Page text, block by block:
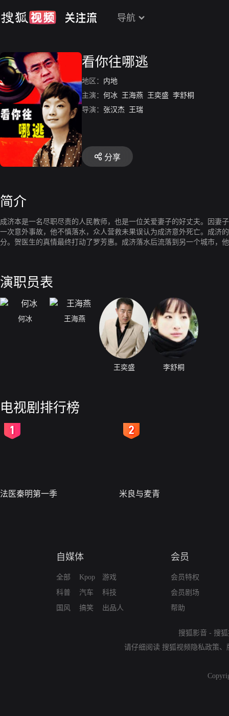
导航
看你往哪逃
地区： 内地
主演： 何冰 王海燕 王奕盛 李舒桐
导演： 张汉杰 王瑞
分享
简介
成济本是一名尽职尽责的人民教师，也是一位关爱妻子的好丈夫。因妻
一次意外事故，他不慎落水，众人营救未果误认为成济意外死亡。成济
分。贺医生的真情最终打动了罗芳惠。成济落水后流落到另一个城市，
演职员表
何冰 王海燕
王奕盛 李舒桐
电视剧排行榜
法医秦明第一季 米良与麦青
自媒体
全部
科普
国风
Kpop
汽车
搞笑
游戏
科技
出品人
会员
会员特权
会员剧场
帮助
搜狐影音 - 搜
请仔细阅读 搜狐视频隐私政策、